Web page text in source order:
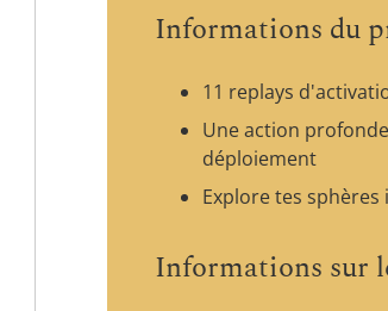
Informations du
11 replays
Une action
déploiement
Explore tes
Informations sur